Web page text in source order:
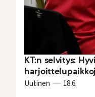
KT:n selvitys:
Uutinen 18.6.